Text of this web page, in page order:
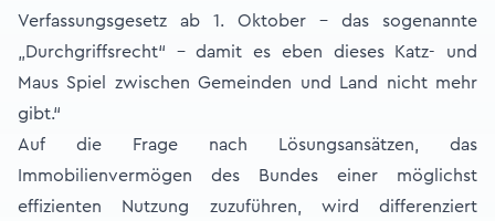
Verfassungsgesetz ab 1. Oktober – das sogenannte
„Durchgriffsrecht“ - damit es eben dieses Katz- und
Maus Spiel zwischen Gemeinden und Land nicht mehr
gibt.“
Auf die Frage nach Lösungsansätzen, das
Immobilienvermögen des Bundes einer möglichst
effizienten Nutzung zuzuführen, wird differenziert